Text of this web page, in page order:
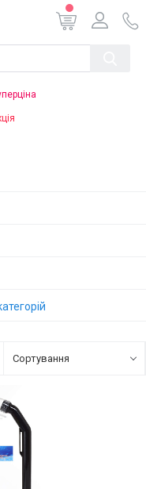
Сортування